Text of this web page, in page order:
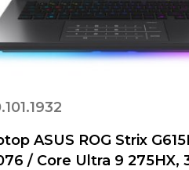
Napredni ventilatori
situacijama.
Kvalitetna izrada
i nenametljivom izgledu.
ASUS ROG Strix
/ Core Ultra 9 275HX,